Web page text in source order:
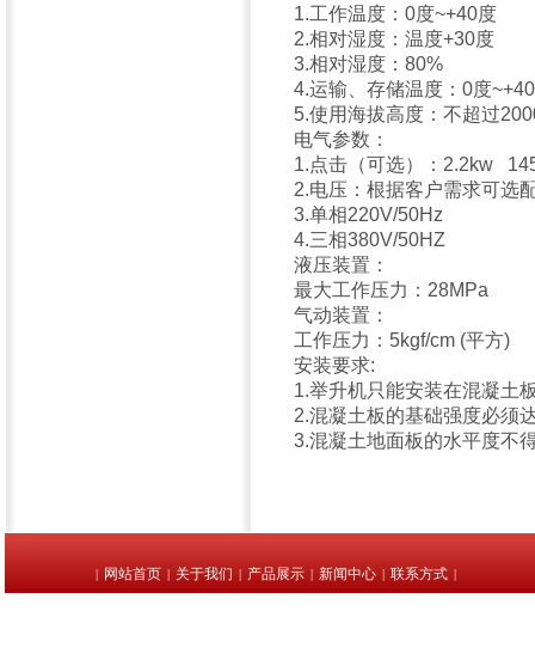
1.工作温度：0度~+40度
2.相对湿度：温度+30度
3.相对湿度：80%
4.运输、存储温度：0度
5.使用海拔高度：不超过
电气参数：
1.点击（可选）：2.2kw
2.电压：根据客户需求可选
3.单相220V/50Hz
4.三相380V/50HZ
液压装置：
最大工作压力：28MPa
气动装置：
工作压力：5kgf/cm (平方)
安装要求:
1.举升机只能安装在混凝土
2.混凝土板的基础强度必须
3.混凝土地面板的水平度不
| 网站首页 | 关于我们 | 产品展示 | 新闻中心 | 联系方式 |